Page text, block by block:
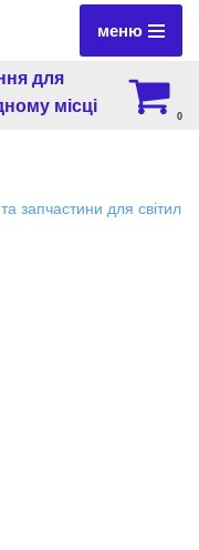
меню
для
місці
0
запчастини для